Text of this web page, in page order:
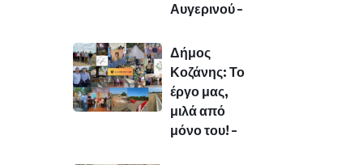
Αυγερινού –
Δήμος
Κοζάνης: Το
έργο μας,
μιλά από
μόνο του! –